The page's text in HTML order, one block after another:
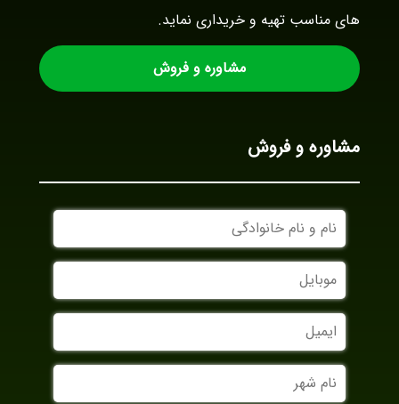
های مناسب تهیه و خریداری نماید.
مشاوره و فروش
مشاوره و فروش
نام
و
نام
خانوادگی
موبایل
ایمیل
نام
شهر